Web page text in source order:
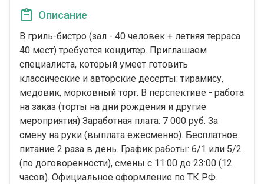
Описание
В гриль-бистро (зал - 40 человек + летняя терраса
40 мест) требуется кондитер. Приглашаем
специалиста, который умеет готовить
классические и авторские десерты: тирамису,
медовик, морковный торт. В перспективе - работа
на заказ (торты на дни рождения и другие
мероприятия) Заработная плата: 7 000 руб. За
смену на руки (выплата ежесменно). Бесплатное
питание 2 раза в день. График работы: 6/1 или 5/2
(по договоренности), смены с 11:00 до 23:00 (12
часов). Официальное оформление по ТК РФ.